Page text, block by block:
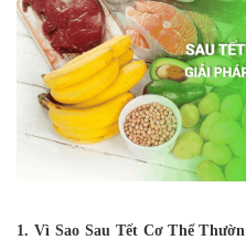
1. Vì Sao Sau Tết Cơ Thể